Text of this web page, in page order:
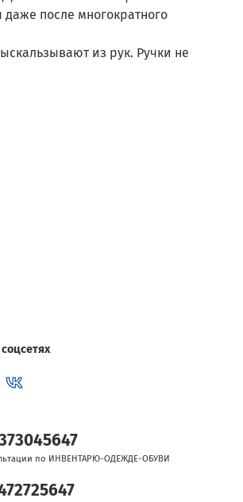
после многократного
из рук. Ручки не
по ИНВЕНТАРЮ-ОДЕЖДЕ-ОБУВИ